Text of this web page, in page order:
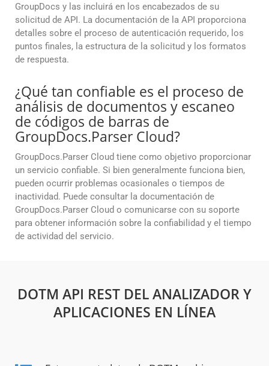
GroupDocs y las incluirá en los encabezados de su
solicitud de API. La documentación de la API proporciona
detalles sobre el proceso de autenticación requerido, los
puntos finales, la estructura de la solicitud y los formatos
de respuesta.
¿Qué tan confiable es el proceso de
análisis de documentos y escaneo
de códigos de barras de
GroupDocs.Parser Cloud?
GroupDocs.Parser Cloud tiene como objetivo proporcionar
un servicio confiable. Si bien generalmente funciona bien,
pueden ocurrir problemas ocasionales o tiempos de
inactividad. Puede consultar la documentación de
GroupDocs.Parser Cloud o comunicarse con su soporte
para obtener información sobre la confiabilidad y el tiempo
de actividad del servicio.
DOTM API REST DEL ANALIZADOR Y
APLICACIONES EN LÍNEA